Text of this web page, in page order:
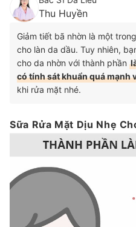
Thu Huyền
Giảm tiết bã nhờn là một
cho làn da dầu. Tuy nhiên,
cho da nhờn với thành phần
có tính sát khuẩn quá mạnh
khi rửa mặt nhé.
Sữa Rửa Mặt Dịu Nhẹ